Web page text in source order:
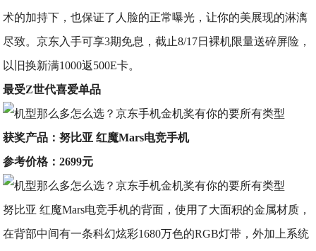
术的加持下，也保证了人脸的正常曝光，让你的美展现的淋漓
尽致。京东入手可享3期免息，截止8/17日裸机限量送碎屏险，
以旧换新满1000返500E卡。
最受Z世代喜爱单品
获奖产品：努比亚 红魔Mars电竞手机
参考价格：2699元
努比亚 红魔Mars电竞手机的背面，使用了大面积的金属材质，
在背部中间有一条科幻炫彩1680万色的RGB灯带，外加上系统